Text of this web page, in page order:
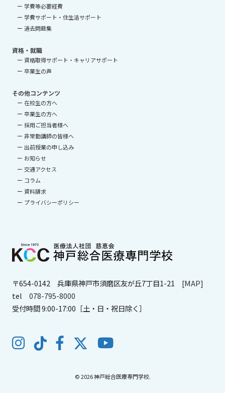
学費等必要経費
学費サポート・住生活サポート
過去問題集
資格・就職
資格取得サポート・キャリアサポート
卒業生の声
その他コンテンツ
在校生の方へ
卒業生の方へ
採用ご担当者様へ
非常勤講師の皆様へ
出前授業の申し込み
お知らせ
交通アクセス
コラム
資料請求
プライバシーポリシー
〒654-0142 兵庫県神戸市須磨区友が丘7丁目1-21
[MAP]
tel 078-795-8000
受付時間 9:00-17:00［土・日・祝日除く］
© 2026 神戸総合医療専門学校.